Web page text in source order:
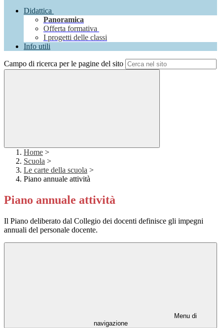
Didattica
Panoramica
Offerta formativa
I progetti delle classi
Info utili
Campo di ricerca per le pagine del sito
Home >
Scuola >
Le carte della scuola >
Piano annuale attività
Piano annuale attività
Il Piano deliberato dal Collegio dei docenti definisce gli impegni
annuali del personale docente.
Menu di
navigazione